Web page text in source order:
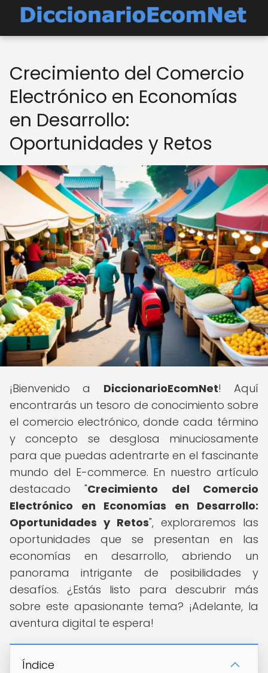
Crecimiento del Comercio
Electrónico en Economías
en Desarrollo:
Oportunidades y Retos
¡Bienvenido a DiccionarioEcomNet! Aquí
encontrarás un tesoro de conocimiento sobre
el comercio electrónico, donde cada término
y concepto se desglosa minuciosamente
para que puedas adentrarte en el fascinante
mundo del E-commerce. En nuestro artículo
destacado "Crecimiento del Comercio
Electrónico en Economías en Desarrollo:
Oportunidades y Retos", exploraremos las
oportunidades que se presentan en las
economías en desarrollo, abriendo un
panorama intrigante de posibilidades y
desafíos. ¿Estás listo para descubrir más
sobre este apasionante tema? ¡Adelante, la
aventura digital te espera!
Índice